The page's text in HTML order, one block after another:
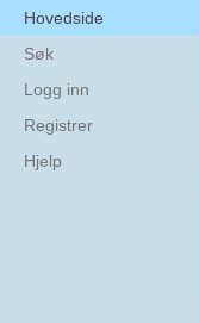
Hovedside
Søk
Logg inn
Registrer
Hjelp